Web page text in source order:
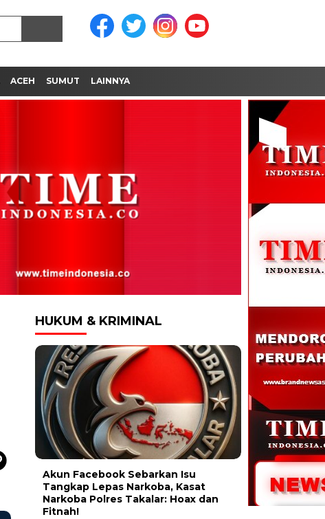
ACEH SUMUT LAINNYA
HUKUM & KRIMINAL
Akun Facebook Sebarkan Isu
Tangkap Lepas Narkoba, Kasat
Narkoba Polres Takalar: Hoax dan
Fitnah!